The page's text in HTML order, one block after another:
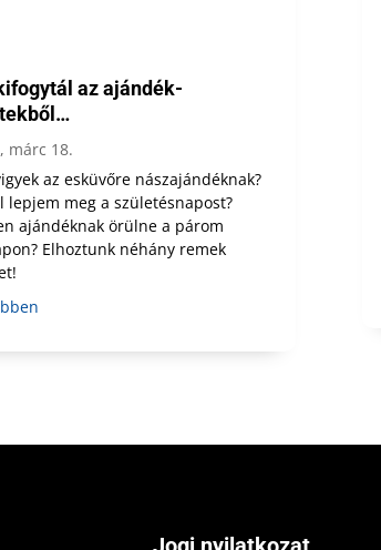
az ajándék-
márc 18.
az esküvőre nászajándéknak?
lepjem meg a születésnapost?
ajándéknak örülne a párom
Elhoztunk néhány remek